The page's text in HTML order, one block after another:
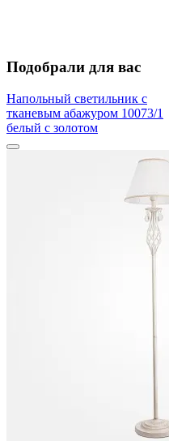
Подобрали для вас
Напольный светильник с
тканевым абажуром 10073/1
белый с золотом